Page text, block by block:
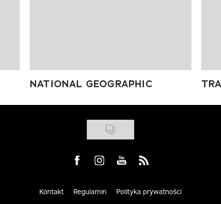
NATIONAL GEOGRAPHIC
Visit us on Facebook
Visit us on Instagram
Visit us on Youtube
Visit us on Rss
Kontakt Regulamin Polityka prywatności